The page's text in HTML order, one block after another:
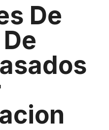
De